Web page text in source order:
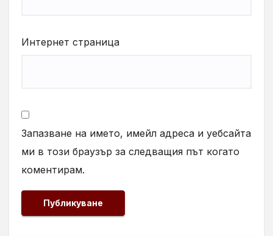
Интернет страница
Запазване на името, имейл адреса и уебсайта
ми в този браузър за следващия път когато
коментирам.